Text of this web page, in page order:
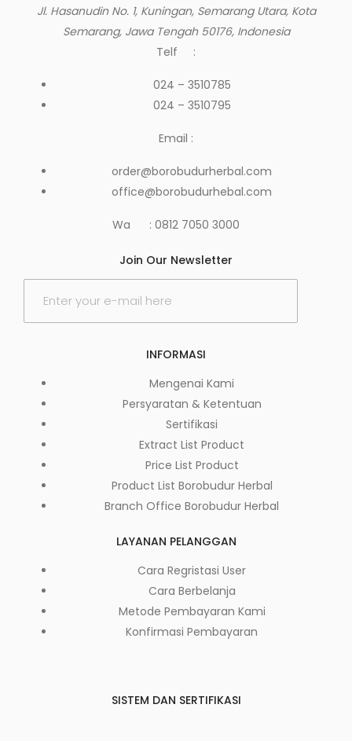
Jl. Hasanudin No. 1, Kuningan, Semarang Utara, Kota
Semarang, Jawa Tengah 50176, Indonesia
Telf :
024 – 3510785
024 – 3510795
Email :
order@borobudurherbal.com
office@borobudurhebal.com
Wa : 0812 7050 3000
Join Our Newsletter
INFORMASI
Mengenai Kami
Persyaratan & Ketentuan
Sertifikasi
Extract List Product
Price List Product
Product List Borobudur Herbal
Branch Office Borobudur Herbal
LAYANAN PELANGGAN
Cara Regristasi User
Cara Berbelanja
Metode Pembayaran Kami
Konfirmasi Pembayaran
SISTEM DAN SERTIFIKASI